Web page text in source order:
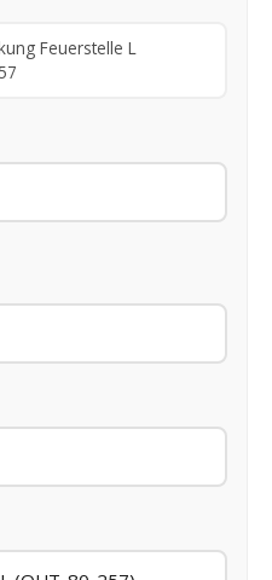
Feuerstelle L